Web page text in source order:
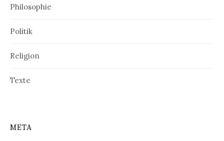
Philosophie
Politik
Religion
Texte
META